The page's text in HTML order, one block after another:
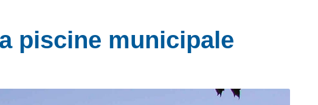
piscine municipale